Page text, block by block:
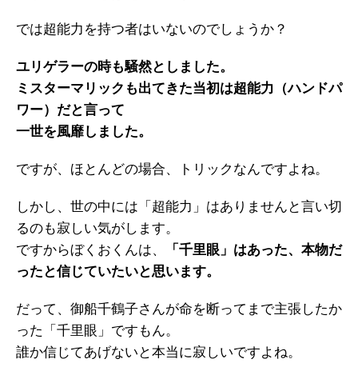
では超能力を持つ者はいないのでしょうか？
ユリゲラーの時も騒然としました。
ミスターマリックも出てきた当初は超能力（ハンドパ
ワー）だと言って
一世を風靡しました。
ですが、ほとんどの場合、トリックなんですよね。
しかし、世の中には「超能力」はありませんと言い切
るのも寂しい気がします。
ですからぼくおくんは、
「千里眼」はあった、本物だ
ったと信じていたいと思います。
だって、御船千鶴子さんが命を断ってまで主張したか
った「千里眼」ですもん。
誰か信じてあげないと本当に寂しいですよね。